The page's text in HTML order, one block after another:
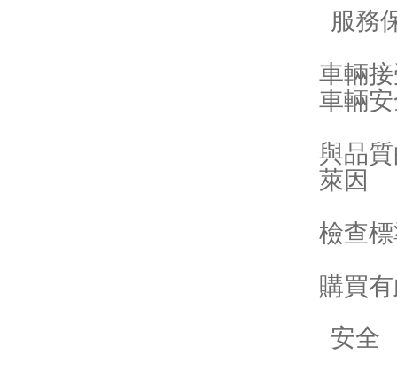
服務
車輛
車輛
與品
萊因
檢查
購買
安全